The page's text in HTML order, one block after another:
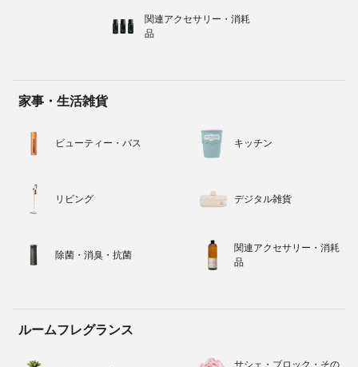
関連アクセサリー・消耗
品
家事・生活雑貨
ビューティー・バス キッチン
リビング デジタル雑貨
除菌・消臭・抗菌
関連アクセサリー・消耗
品
ルームフレグランス